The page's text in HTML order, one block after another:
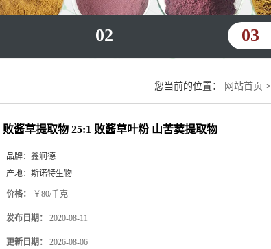
02 03
您当前的位置： 网站首页 >
败酱草提取物 25:1 败酱草叶粉 山苦荬提取物
品牌： 鑫润德
产地： 斯诺特生物
价格： ￥80/千克
发布日期： 2020-08-11
更新日期： 2026-08-06